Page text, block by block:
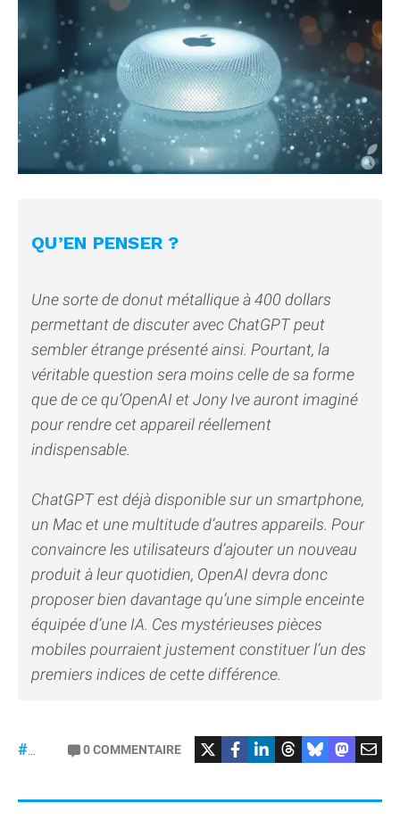
QU’EN PENSER ?
Une sorte de donut métallique à 400 dollars
permettant de discuter avec ChatGPT peut
sembler étrange présenté ainsi. Pourtant, la
véritable question sera moins celle de sa forme
que de ce qu’OpenAI et Jony Ive auront imaginé
pour rendre cet appareil réellement
indispensable.
ChatGPT est déjà disponible sur un smartphone,
un Mac et une multitude d’autres appareils. Pour
convaincre les utilisateurs d’ajouter un nouveau
produit à leur quotidien, OpenAI devra donc
proposer bien davantage qu’une simple enceinte
équipée d’une IA. Ces mystérieuses pièces
mobiles pourraient justement constituer l’un des
premiers indices de cette différence.
#JonyIve #OpenAI
0COMMENTAIRE